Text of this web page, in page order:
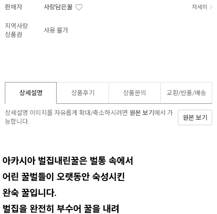
판매자 사랑담은꿀 자세히
지역사랑
상품권
사용 불가
상세설명 상품후기 상품문의 교환/반품/배송
상세설명 이미지를 자유롭게 확대/축소하시려면 원본 보기 에서 가
능합니다.
원본 보기
아카시아 벌집내린꿀은 벌통 속에서
어린 꿀벌들이 오랫동안 숙성시킨
완숙 꿀입니다.
벌집을 완전히 부수어 꿀을 내려